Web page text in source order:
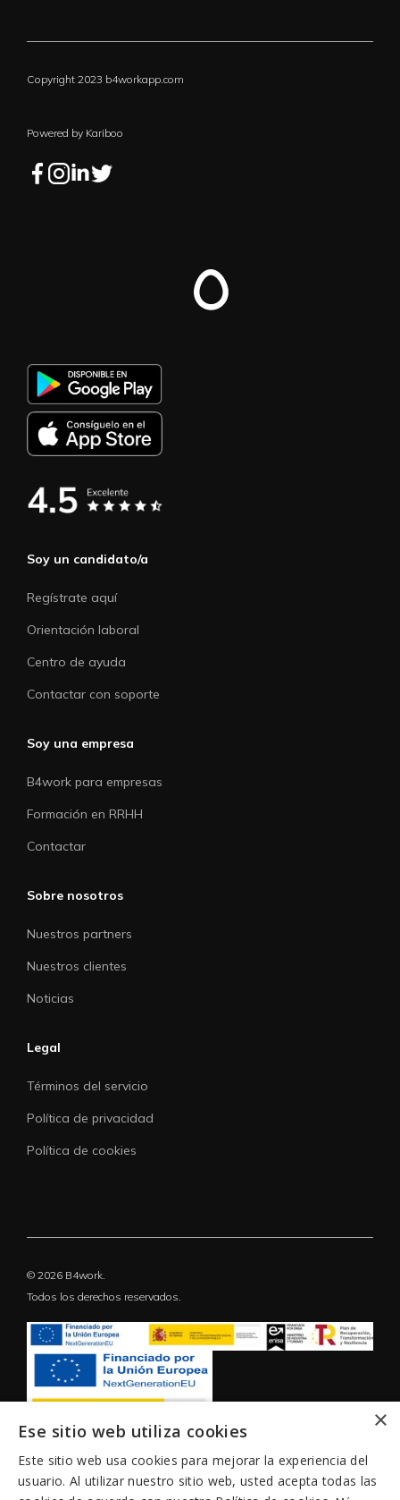
Copyright 2023 b4workapp.com
Powered by Kariboo
Soy un candidato/a
Regístrate aquí
Orientación laboral
Centro de ayuda
Contactar con soporte
Soy una empresa
B4work para empresas
Formación en RRHH
Contactar
Sobre nosotros
Nuestros partners
Nuestros clientes
Noticias
Legal
Términos del servicio
Política de privacidad
Política de cookies
© 2026 B4work.
Todos los derechos reservados.
×
Ese sitio web utiliza cookies
Este sitio web usa cookies para mejorar la experiencia del
usuario. Al utilizar nuestro sitio web, usted acepta todas las